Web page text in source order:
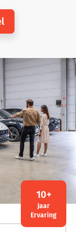
10+
Jaar
Ervaring